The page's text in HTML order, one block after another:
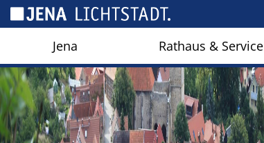
Jena Rathaus & Service
Cookie-Einstellungen